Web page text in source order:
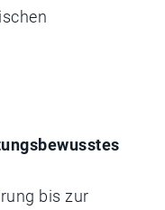
bis zur